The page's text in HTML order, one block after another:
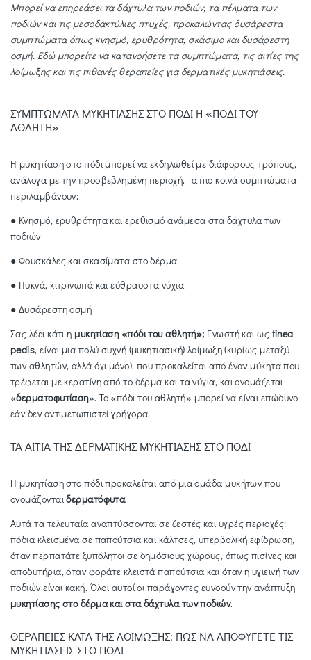
Μπορεί να επηρεάσει τα δάχτυλα των ποδιών, τα πέλματα των
ποδιών και τις μεσοδακτύλιες πτυχές, προκαλώντας δυσάρεστα
συμπτώματα όπως κνησμό, ερυθρότητα, σκάσιμο και δυσάρεστη
οσμή. Εδώ μπορείτε να κατανοήσετε τα συμπτώματα, τις αιτίες της
λοίμωξης και τις πιθανές θεραπείες για δερματικές μυκητιάσεις.
ΣΥΜΠΤΩΜΑΤΑ ΜΥΚΗΤΙΑΣΗΣ ΣΤΟ ΠΟΔΙ Η «ΠΟΔΙ ΤΟΥ
ΑΘΛΗΤΗ»
Η μυκητίαση στο πόδι μπορεί να εκδηλωθεί με διάφορους τρόπους,
ανάλογα με την προσβεβλημένη περιοχή. Τα πιο κοινά συμπτώματα
περιλαμβάνουν:
● Κνησμό, ερυθρότητα και ερεθισμό ανάμεσα στα δάχτυλα των
ποδιών
● Φουσκάλες και σκασίματα στο δέρμα
● Πυκνά, κιτρινωπά και εύθραυστα νύχια
● Δυσάρεστη οσμή
Σας λέει κάτι η μυκητίαση «πόδι του αθλητή»; Γνωστή και ως tinea
pedis, είναι μια πολύ συχνή (μυκητιασική) λοίμωξη (κυρίως μεταξύ
των αθλητών, αλλά όχι μόνο), που προκαλείται από έναν μύκητα που
τρέφεται με κερατίνη από το δέρμα και τα νύχια, και ονομάζεται
«δερματοφυτίαση». Το «πόδι του αθλητή» μπορεί να είναι επώδυνο
εάν δεν αντιμετωπιστεί γρήγορα.
ΤΑ ΑΙΤΙΑ ΤΗΣ ΔΕΡΜΑΤΙΚΗΣ ΜΥΚΗΤΙΑΣΗΣ ΣΤΟ ΠΟΔΙ
Η μυκητίαση στο πόδι προκαλείται από μια ομάδα μυκήτων που
ονομάζονταιδερματόφυτα.
Αυτά τα τελευταία αναπτύσσονται σε ζεστές και υγρές περιοχές:
πόδια κλεισμένα σε παπούτσια και κάλτσες, υπερβολική εφίδρωση,
όταν περπατάτε ξυπόλητοι σε δημόσιους χώρους, όπως πισίνες και
αποδυτήρια, όταν φοράτε κλειστά παπούτσια και όταν η υγιεινή των
ποδιών είναι κακή. Όλοι αυτοί οι παράγοντες ευνοούν την ανάπτυξη
μυκητίασης στο δέρμα και στα δάχτυλα των ποδιών.
ΘΕΡΑΠΕΙΕΣ ΚΑΤΑ ΤΗΣ ΛΟΙΜΩΞΗΣ: ΠΩΣ ΝΑ ΑΠΟΦΥΓΕΤΕ ΤΙΣ
ΜΥΚΗΤΙΑΣΕΙΣ ΣΤΟ ΠΟΔΙ